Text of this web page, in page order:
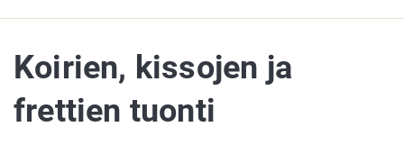
Koirien, kissojen ja
frettien tuonti